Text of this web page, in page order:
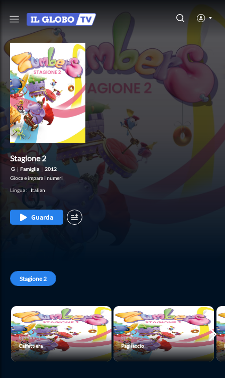
Stagione 2
G | Famiglia | 2012
Gioca e impara i numeri
Lingua: Italian
Guarda
Stagione2
Episode1
Caffettiera
Episode2
Pagliaccio